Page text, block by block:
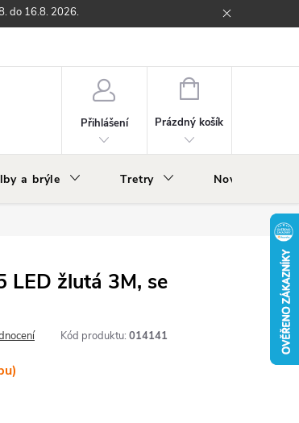
do 16.8. 2026.
Přihlášení
NÁKUPNÍ
Prázdný košík
a brýle Tretry Nově v
LED žlutá 3M, se
Kód produktu: 014141